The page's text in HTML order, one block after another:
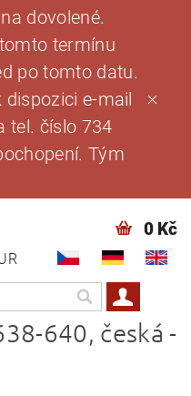
dovolené.
termínu
po tomto datu.
dispozici e-mail
tel. číslo 734
Tým
0 Kč
640, česká -